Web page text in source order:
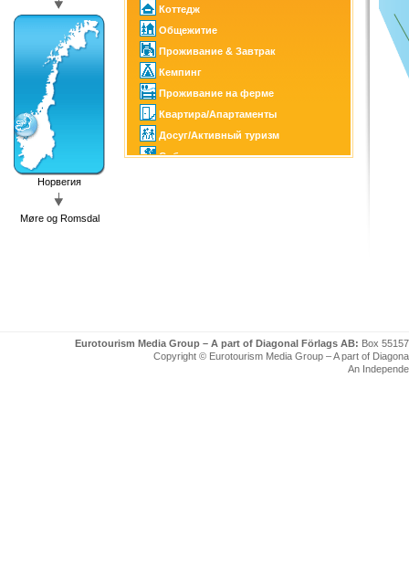
Норвегия
Møre og Romsdal
Коттедж
Общежитие
Проживание & Завтрак
Кемпинг
Проживание на ферме
Квартира/Апартаменты
Досуг/Активный туризм
Событие
Eurotourism Media Group – A part of Diagonal Förlags AB: Box
Copyright © Eurotourism Media Group – A part of
An